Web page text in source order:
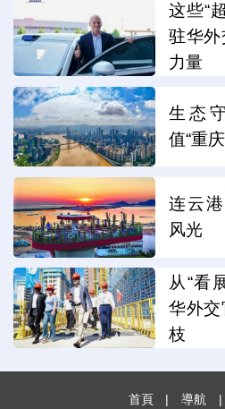
这些“
驻华外
力量
生态
值“重
连云
风光
从“看
华外交
枝
首頁 | 導航 |